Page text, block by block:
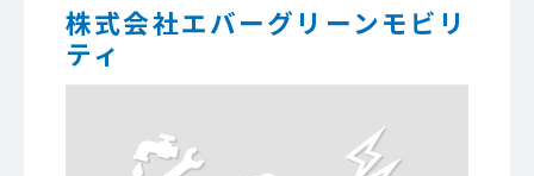
株式会社エバーグリーンモビリ
ティ